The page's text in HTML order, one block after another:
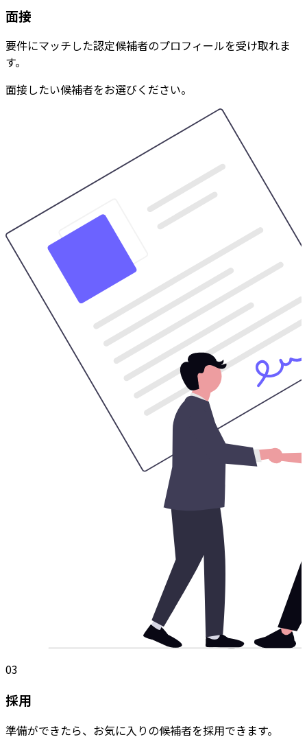
面接
要件にマッチした認定候補者のプロフィールを受け取れま
す。
面接したい候補者をお選びください。
03
採用
準備ができたら、お気に入りの候補者を採用できます。